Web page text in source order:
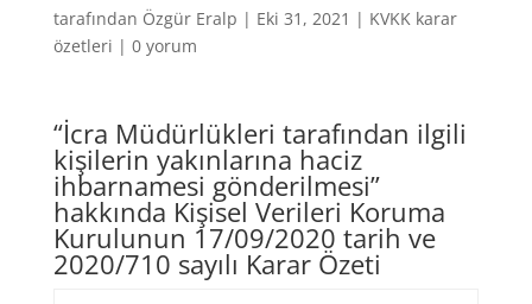
tarafından Özgür Eralp | Eki 31, 2021 | KVKK karar
özetleri | 0 yorum
“İcra Müdürlükleri tarafından ilgili
kişilerin yakınlarına haciz
ihbarnamesi gönderilmesi”
hakkında Kişisel Verileri Koruma
Kurulunun 17/09/2020 tarih ve
2020/710 sayılı Karar Özeti